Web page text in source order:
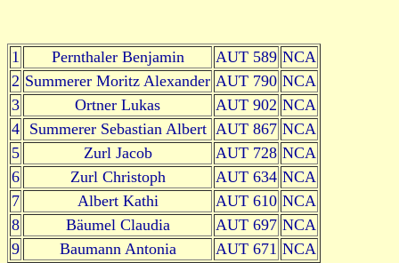
1 Pernthaler Benjamin AUT 589 NCA
2 Summerer Moritz Alexander AUT 790 NCA
3
Ortner Lukas AUT 902 NCA
4 Summerer Sebastian Albert AUT 867 NCA
5
Zurl Jacob AUT 728 NCA
6
Zurl Christoph AUT 634 NCA
7
Albert Kathi AUT 610 NCA
8
Bäumel Claudia AUT 697 NCA
9
Baumann Antonia AUT 671 NCA